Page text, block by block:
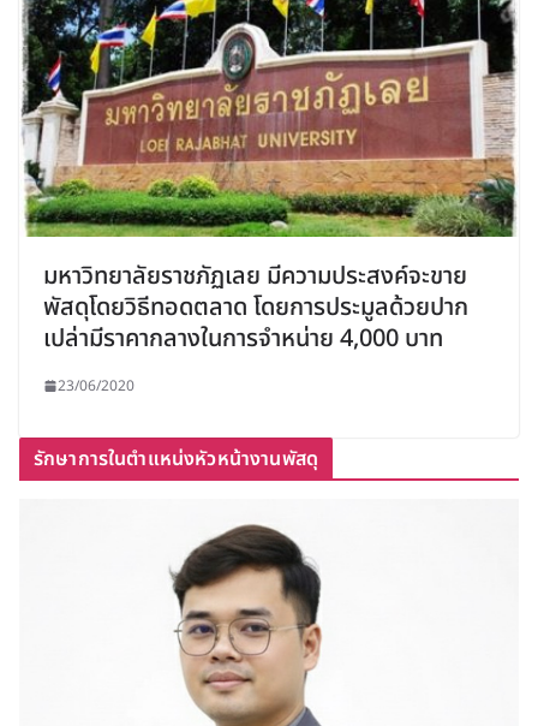
มหาวิทยาลัยราชภัฏเลย มีความประสงค์จะขาย
พัสดุโดยวิธีทอดตลาด โดยการประมูลด้วยปาก
เปล่ามีราคากลางในการจำหน่าย 4,000 บาท
23/06/2020
รักษาการในตำแหน่งหัวหน้างานพัสดุ